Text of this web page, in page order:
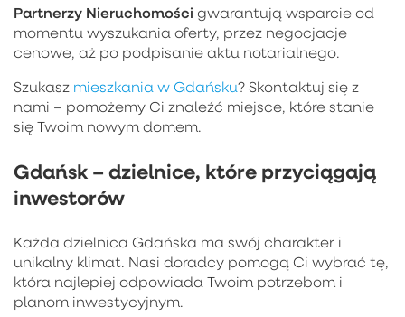
Partnerzy Nieruchomości gwarantują wsparcie od
momentu wyszukania oferty, przez negocjacje
cenowe, aż po podpisanie aktu notarialnego.
Szukasz mieszkania w Gdańsku? Skontaktuj się z
nami – pomożemy Ci znaleźć miejsce, które stanie
się Twoim nowym domem.
Gdańsk – dzielnice, które przyciągają
inwestorów
Każda dzielnica Gdańska ma swój charakter i
unikalny klimat. Nasi doradcy pomogą Ci wybrać tę,
która najlepiej odpowiada Twoim potrzebom i
planom inwestycyjnym.